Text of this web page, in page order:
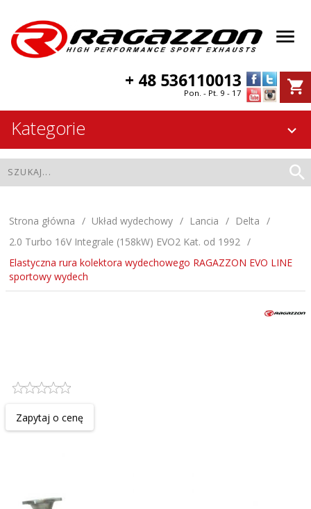
+ 48 536110013
Pon. - Pt. 9 - 17
Kategorie
Strona główna Układ wydechowy Lancia
Delta
2.0 Turbo 16V Integrale (158kW) EVO2 Kat. od 1992
Elastyczna rura kolektora wydechowego RAGAZZON EVO LINE
sportowy wydech
Zapytaj o cenę